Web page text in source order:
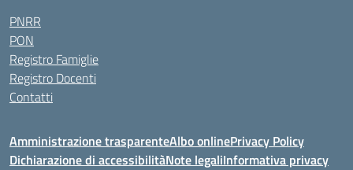
PNRR
PON
Registro Famiglie
Registro Docenti
Contatti
Amministrazione trasparenteAlbo onlinePrivacy Policy
Dichiarazione di accessibilitàNote legaliInformativa privacy